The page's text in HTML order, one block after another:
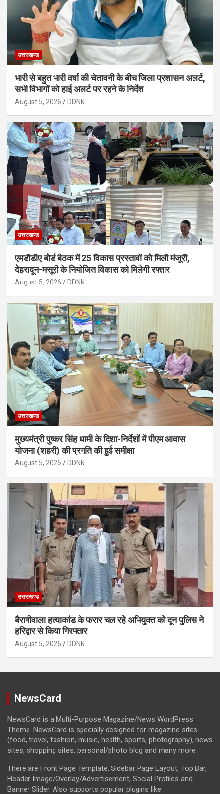
उत्तराखण्ड
भारी से बहुत भारी वर्षा की चेतावनी के बीच जिला प्रशासन अलर्ट,
सभी विभागों को हाई अलर्ट पर रहने के निर्देश
August 5, 2026 DDNN
उत्तराखण्ड
एमडीडीए बोर्ड बैठक में 25 विकास प्रस्तावों को मिली मंजूरी,
देहरादून-मसूरी के नियोजित विकास को मिलेगी रफ्तार
August 5, 2026 DDNN
उत्तराखण्ड
मुख्यमंत्री पुष्कर सिंह धामी के दिशा-निर्देशों में पीएम आवास
योजना (शहरी) की प्रगति की हुई समीक्षा
August 5, 2026 DDNN
उत्तराखण्ड
बैरागीवाला हत्याकांड के फरार चल रहे अभियुक्त को दून पुलिस ने
हरिद्वार से किया गिरफ्तार
August 5, 2026 DDNN
NewsCard
NewsCard is a Multi-Purpose Magazine/News WordPress
Theme. NewsCard is specially designed for magazine sites
(food, travel, fashion, music, health, sports, photography), news
sites, shopping sites, personal/photo blog and many more.
There are Front Page Template, Sidebar Page Layout, Top Bar,
Header Image/Overlay/Advertisement, Social Profiles and
Banner Slider. Also supports popular plugins like